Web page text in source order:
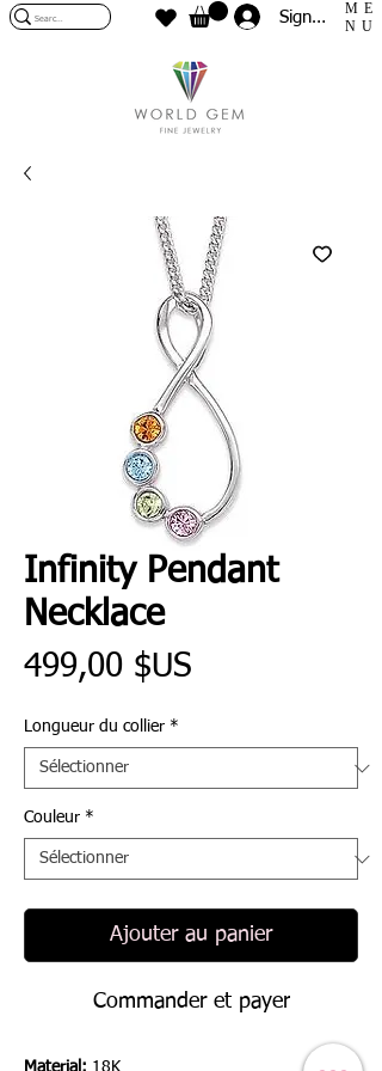
Sign In
ME
NU
Infinity Pendant
Necklace
499,00 $US
Longueur du collier *
Couleur *
Ajouter au panier
Commander et payer
Material: 18K